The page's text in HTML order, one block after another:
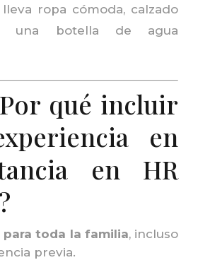
ropa cómoda, calzado
una botella de agua
qué incluir
en
en HR
para toda la familia, incluso
previa.